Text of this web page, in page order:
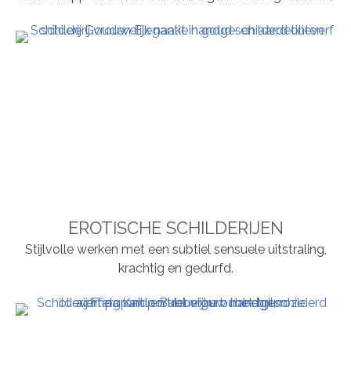
EROTISCHE SCHILDERIJEN
Stijlvolle werken met een subtiel sensuele uitstraling,
krachtig en gedurfd.